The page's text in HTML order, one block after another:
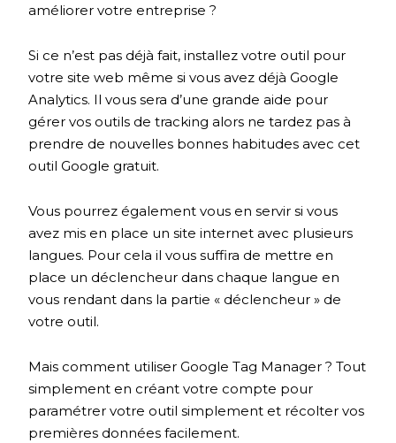
améliorer votre entreprise ?
Si ce n’est pas déjà fait, installez votre outil pour
votre site web même si vous avez déjà Google
Analytics. Il vous sera d’une grande aide pour
gérer vos outils de tracking alors ne tardez pas à
prendre de nouvelles bonnes habitudes avec cet
outil Google gratuit.
Vous pourrez également vous en servir si vous
avez mis en place un site internet avec plusieurs
langues. Pour cela il vous suffira de mettre en
place un déclencheur dans chaque langue en
vous rendant dans la partie « déclencheur » de
votre outil.
Mais comment utiliser Google Tag Manager ? Tout
simplement en créant votre compte pour
paramétrer votre outil simplement et récolter vos
premières données facilement.